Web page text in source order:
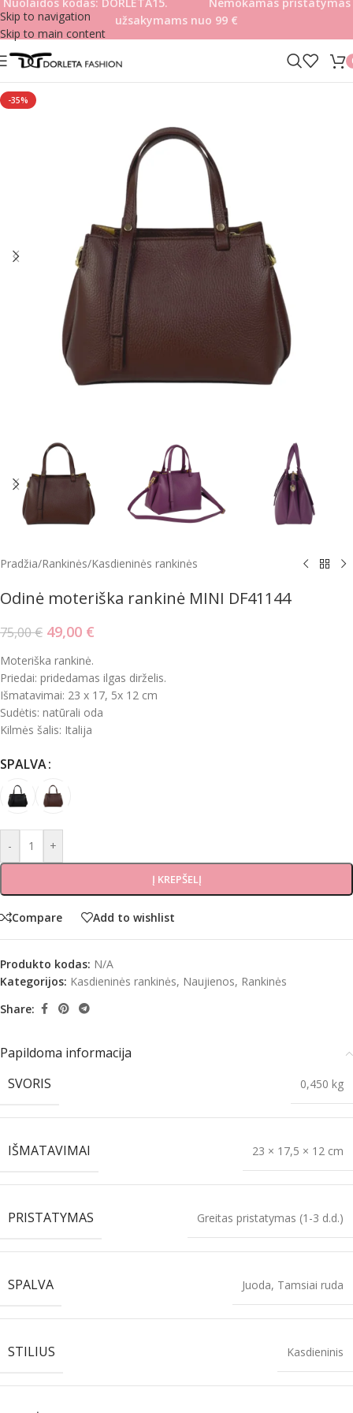
Skip to navigation
Skip to main content
užsakymams nuo 99 €
-35%
Pradžia/Rankinės/Kasdieninės rankinės
Odinė moteriška rankinė MINI DF41144
75,00€ 49,00 €
Moteriška rankinė.
Priedai: pridedamas ilgas dirželis.
Išmatavimai: 23 x 17, 5x 12 cm
Sudėtis: natūrali oda
Kilmės šalis: Italija
SPALVA
- +
Į KREPŠELĮ
Compare Add to wishlist
Produkto kodas: N/A
Kategorijos: Kasdieninės rankinės, Naujienos, Rankinės
Share:
Papildoma informacija
SVORIS
0,450 kg
IŠMATAVIMAI 23 × 17,5 × 12 cm
PRISTATYMAS Greitas pristatymas (1-3 d.d.)
SPALVA Juoda, Tamsiai ruda
STILIUS Kasdieninis